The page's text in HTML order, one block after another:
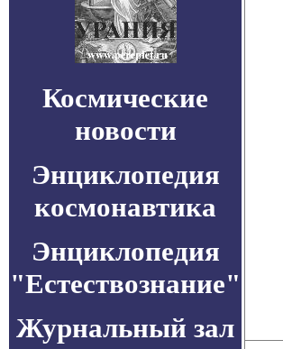
Космические
новости
Энциклопедия
космонавтика
Энциклопедия
"Естествознание"
Журнальный зал